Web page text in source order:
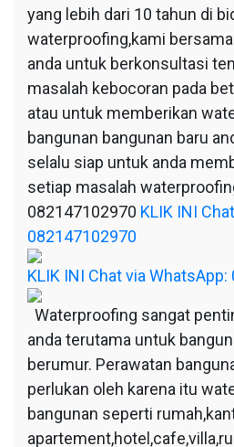
yang lebih dari 10 tahun di
waterproofing,kami
anda untuk berkonsultasi
masalah kebocoran pada
atau untuk memberikan
bangunan bangunan baru
selalu siap untuk anda
setiap masalah
082147102970 KLIK INI
082147102970
KLIK INI Chat via
Waterproofing sangat
anda terutama untuk
berumur. Perawatan
perlukan oleh karena itu
bangunan seperti